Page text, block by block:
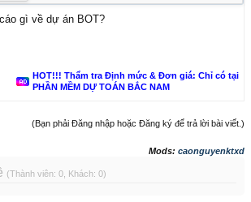
gì về dự án BOT?
HOT!!! Thẩm tra Định mức & Đơn giá: Chỉ có tại
PHẦN MỀM DỰ TOÁN BẮC NAM
(Bạn phải Đăng nhập hoặc Đăng ký để trả lời bài viết.)
Mods: caonguyenktxd
(Thành viên: 0, Khách: 0)